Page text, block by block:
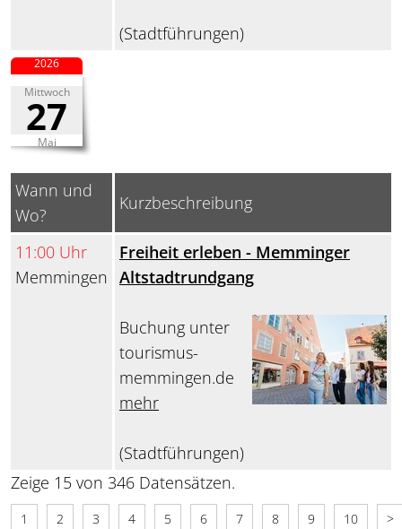
(Stadtführungen)
Mittwoch
27
Mai
2026
Wann und
Wo?
Kurzbeschreibung
11:00 Uhr
Memmingen
Freiheit erleben - Memminger
Altstadtrundgang
Buchung unter
tourismus-
memmingen.de
mehr
(Stadtführungen)
Zeige 15 von 346 Datensätzen.
1 2 3 4 5 6 7 8 9 10 >